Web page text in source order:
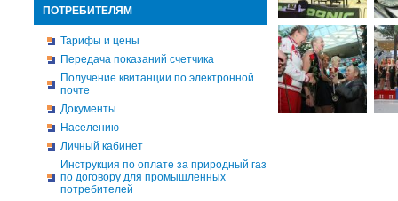
ПОТРЕБИТЕЛЯМ
Тарифы и цены
Передача показаний счетчика
Получение квитанции по электронной
почте
Документы
Населению
Личный кабинет
Инструкция по оплате за природный газ
по договору для промышленных
потребителей